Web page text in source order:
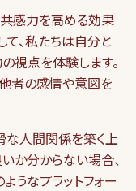
感力を高める効果
て、私たちは自分と
視点を体験します。
者の感情や意図を
な人間関係を築く上
か分からない場合、
うなプラットフォー